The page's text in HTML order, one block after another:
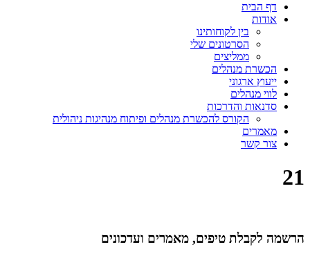
דף הבית
אודות
בין לקוחותינו
הסרטונים שלי
ממליצים
הכשרת מנהלים
ייעוץ ארגוני
לווי מנהלים
סדנאות והדרכות
הקורס להכשרת מנהלים ופיתוח מנהיגות ניהולית
מאמרים
צור קשר
21
הרשמה לקבלת טיפים, מאמרים ועדכונים